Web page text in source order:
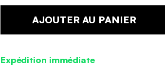
AJOUTER AU PANIER
Expédition immédiate